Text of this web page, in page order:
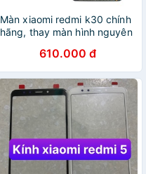
Màn xiaomi redmi k30 chính
hãng, thay màn hình nguyên
610.000 đ